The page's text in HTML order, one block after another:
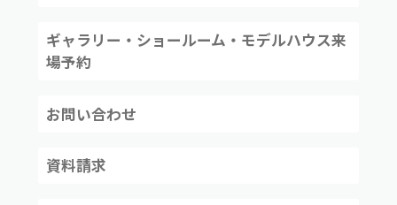
ギャラリー・ショールーム・モデルハウス来
場予約
お問い合わせ
資料請求